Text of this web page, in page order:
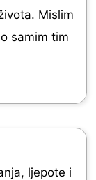
Mislim
samim tim
ljepote i